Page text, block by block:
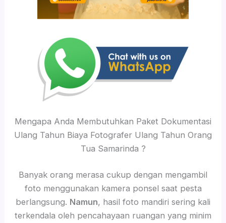
Mengapa Anda Membutuhkan Paket Dokumentasi
Ulang Tahun Biaya Fotografer Ulang Tahun Orang
Tua Samarinda ?
Banyak orang merasa cukup dengan mengambil
foto menggunakan kamera ponsel saat pesta
berlangsung. Namun, hasil foto mandiri sering kali
terkendala oleh pencahayaan ruangan yang minim